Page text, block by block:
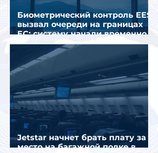
Биометрический контроль EES
вызвал очереди на границах
ЕС: систему начали временно
отключать
Jetstar начнет брать плату за
место на багажной полке в